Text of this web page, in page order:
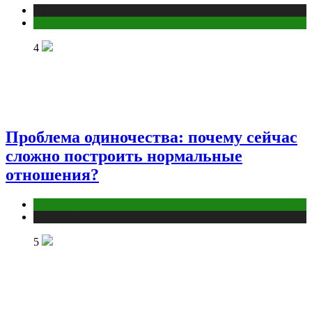
4
Проблема одиночества: почему сейчас
сложно построить нормальные
отношения?
5